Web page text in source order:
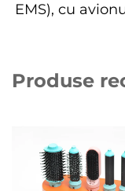
EMS), cu
Produse